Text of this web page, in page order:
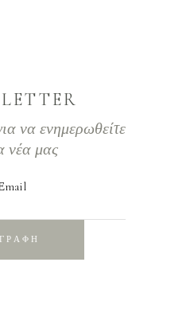
να ενημερωθείτε
νέα μας